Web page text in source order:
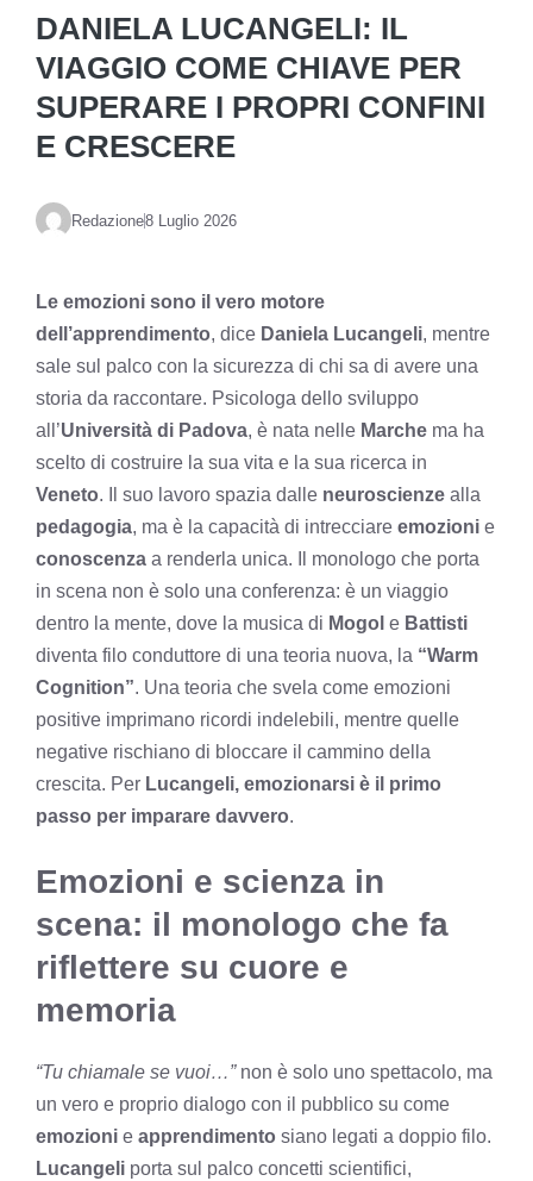
DANIELA LUCANGELI: IL
VIAGGIO COME CHIAVE PER
SUPERARE I PROPRI CONFINI
E CRESCERE
Redazione8 Luglio 2026
Le emozioni sono il vero motore
dell’apprendimento, dice Daniela Lucangeli, mentre
sale sul palco con la sicurezza di chi sa di avere una
storia da raccontare. Psicologa dello sviluppo
all’Università di Padova, è nata nelle Marche ma ha
scelto di costruire la sua vita e la sua ricerca in
Veneto. Il suo lavoro spazia dalle neuroscienze alla
pedagogia, ma è la capacità di intrecciare emozioni e
conoscenza a renderla unica. Il monologo che porta
in scena non è solo una conferenza: è un viaggio
dentro la mente, dove la musica di Mogol e Battisti
diventa filo conduttore di una teoria nuova, la “Warm
Cognition”. Una teoria che svela come emozioni
positive imprimano ricordi indelebili, mentre quelle
negative rischiano di bloccare il cammino della
crescita. Per Lucangeli, emozionarsi è il primo
passo per imparare davvero.
Emozioni e scienza in
scena: il monologo che fa
riflettere su cuore e
memoria
“Tu chiamale se vuoi…”non è solo uno spettacolo, ma
un vero e proprio dialogo con il pubblico su come
emozioni e apprendimento siano legati a doppio filo.
Lucangeli porta sul palco concetti scientifici,